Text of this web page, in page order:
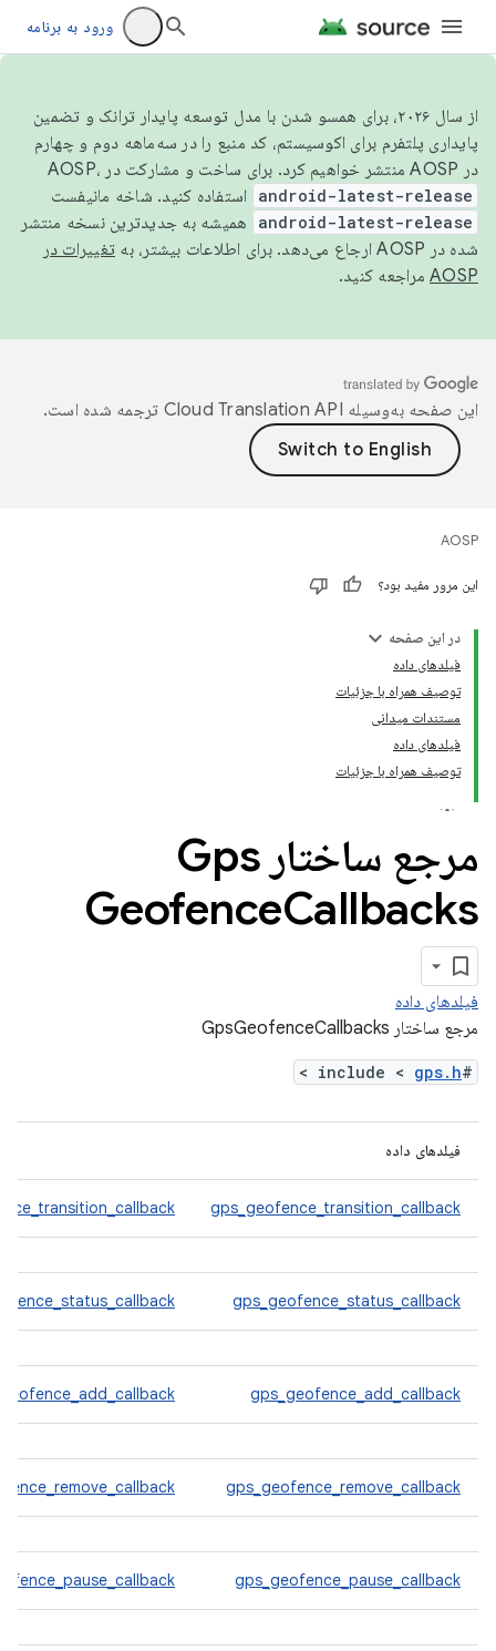
ورود به برنامه
از سال ۲۰۲۶، برای همسو شدن با مدل توسعه پایدار ترانک و تضمین
پایداری پلتفرم برای اکوسیستم، کد منبع را در سه‌ماهه دوم و چهارم
در AOSP منتشر خواهیم کرد. برای ساخت و مشارکت در AOSP،
android-latest-release استفاده کنید. شاخه مانیفست
android-latest-release
همیشه به جدیدترین نسخه منتشر
شده در AOSP ارجاع می‌دهد. برای اطلاعات بیشتر، به
تغییرات در
AOSP مراجعه کنید.
این صفحه به‌وسیله ترجمه شده است.
AOSP
این مرور مفید بود؟
در این صفحه
فیلدهای داده
توصیف همراه با جزئیات
مستندات میدانی
فیلدهای داده
توصیف همراه با جزئیات
مرجع ساختار Gps
GeofenceCallbacks
فیلدهای داده
مرجع ساختار GpsGeofenceCallbacks
#include <
gps.h
>
فیلدهای داده
gps_geofence_transition_callback
gps_geofence_status_callback
gps_geofence_add_callback
geofence_add_callback
gps_geofence_remove_callback
gps_geofence_pause_callback